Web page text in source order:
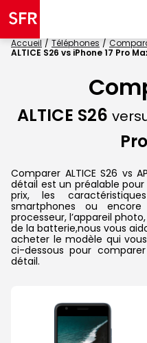
Accueil Téléphones
ALTICE S26 vs iPhone 17 Pro
ALTICE S26
Comparer ALTICE S26 vs
détail est un préalable
prix, les
smartphones ou
processeur, l’appareil
de la batterie,nous vous
acheter le modèle qui
ci-dessous pour
détail.